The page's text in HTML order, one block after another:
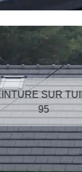
SUR TUILES
95